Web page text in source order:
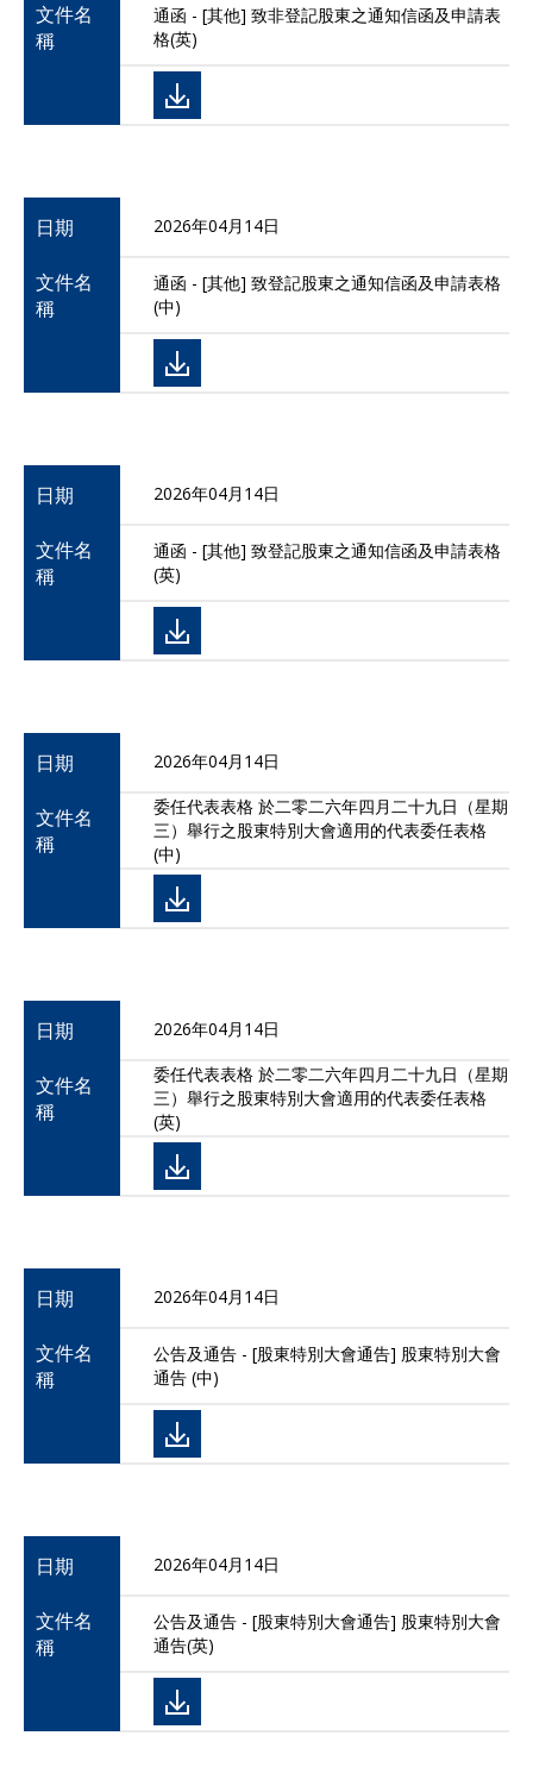
文件名
稱
通函 - [其他] 致非登記股東之通知信函及申請表
格(英)
日期 2026年04月14日
文件名
稱
通函 - [其他] 致登記股東之通知信函及申請表格
(中)
日期 2026年04月14日
文件名
稱
通函 - [其他] 致登記股東之通知信函及申請表格
(英)
日期 2026年04月14日
文件名
稱
委任代表表格 於二零二六年四月二十九日（星期
三）舉行之股東特別大會適用的代表委任表格
(中)
日期 2026年04月14日
文件名
稱
委任代表表格 於二零二六年四月二十九日（星期
三）舉行之股東特別大會適用的代表委任表格
(英)
日期 2026年04月14日
文件名
稱
公告及通告 - [股東特別大會通告] 股東特別大會
通告 (中)
日期 2026年04月14日
文件名
稱
公告及通告 - [股東特別大會通告] 股東特別大會
通告(英)